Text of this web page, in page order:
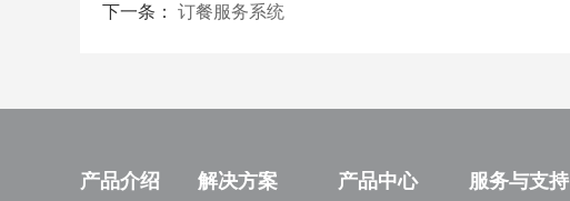
下一条： 订餐服务系统
产品介绍 解决方案 产品中心 服务与支持